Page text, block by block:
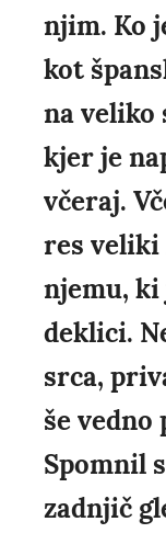
njim. Ko
kot
na veliko
kjer je
včeraj.
res veliki
njemu,
deklici.
srca,
še
Spomnil
zadnjič